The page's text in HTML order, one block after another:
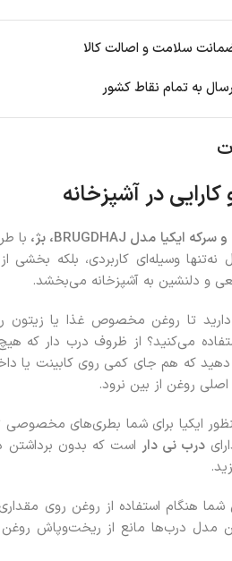
سلامت و اصالت کالا
به تمام نقاط کشور
کارایی در آشپزخانه
سرکه ایکیا مدل BRUGDHAJ، بژ، با
وسیله‌ای کاربردی، بلکه بخشی
و دلنشین به آشپزخانه می‌بخشد.
تا روغن مخصوص غذا یا زیتون
می‌کنید؟ از ظروف درب دار که
دهید که هم جای کمی روی کابینت یا
روغن از بین نرود.
ایکیا برای شما بطری‌های مخصوصی
درب نی دار است که بدون برداشتن
هنگام استفاده از روغن روی
مدل درب‌ها مانع از ریخت‌وپاش